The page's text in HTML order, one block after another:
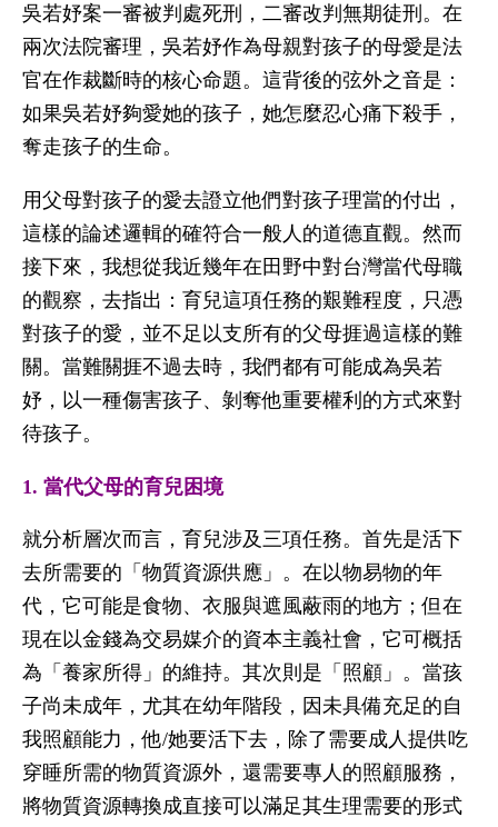
吳若妤案一審被判處死刑，二審改判無期徒刑。在
兩次法院審理，吳若妤作為母親對孩子的母愛是法
官在作裁斷時的核心命題。這背後的弦外之音是：
如果吳若妤夠愛她的孩子，她怎麼忍心痛下殺手，
奪走孩子的生命。
用父母對孩子的愛去證立他們對孩子理當的付出，
這樣的論述邏輯的確符合一般人的道德直觀。然而
接下來，我想從我近幾年在田野中對台灣當代母職
的觀察，去指出：育兒這項任務的艱難程度，只憑
對孩子的愛，並不足以支所有的父母捱過這樣的難
關。當難關捱不過去時，我們都有可能成為吳若
妤，以一種傷害孩子、剝奪他重要權利的方式來對
待孩子。
1. 當代父母的育兒困境
就分析層次而言，育兒涉及三項任務。首先是活下
去所需要的「物質資源供應」。在以物易物的年
代，它可能是食物、衣服與遮風蔽雨的地方；但在
現在以金錢為交易媒介的資本主義社會，它可概括
為「養家所得」的維持。其次則是「照顧」。當孩
子尚未成年，尤其在幼年階段，因未具備充足的自
我照顧能力，他/她要活下去，除了需要成人提供吃
穿睡所需的物質資源外，還需要專人的照顧服務，
將物質資源轉換成直接可以滿足其生理需要的形式